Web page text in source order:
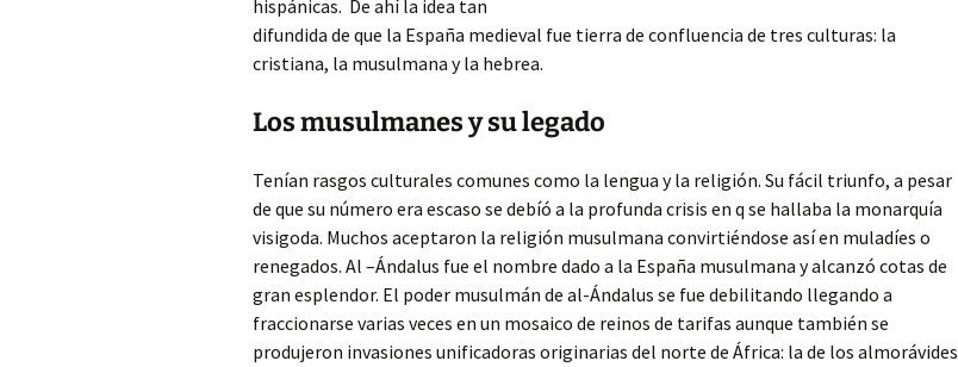
hispánicas. De ahí la idea tan
difundida de que la España medieval fue tierra de confluencia de tres culturas: la
cristiana, la musulmana y la hebrea.
Los musulmanes y su legado
Tenían rasgos culturales comunes como la lengua y la religión. Su fácil triunfo, a pesar
de que su número era escaso se debíó a la profunda crisis en q se hallaba la monarquía
visigoda. Muchos aceptaron la religión musulmana convirtiéndose así en muladíes o
renegados. Al –Ándalus fue el nombre dado a la España musulmana y alcanzó cotas de
gran esplendor. El poder musulmán de al-Ándalus se fue debilitando llegando a
fraccionarse varias veces en un mosaico de reinos de tarifas aunque también se
produjeron invasiones unificadoras originarias del norte de África: la de los almorávides